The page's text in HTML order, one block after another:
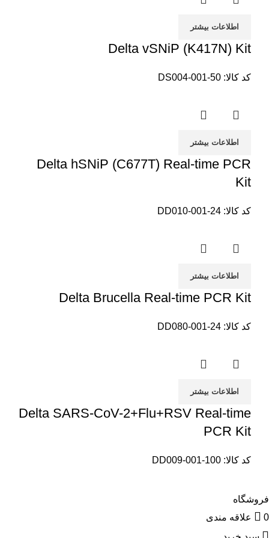
اطلاعات بیشتر
Delta vSNiP (K417N) Kit
کد کالا: DS004-001-50
اطلاعات بیشتر
Delta hSNiP (C677T) Real-time PCR
Kit
کد کالا: DD010-001-24
اطلاعات بیشتر
Delta Brucella Real-time PCR Kit
کد کالا: DD080-001-24
اطلاعات بیشتر
Delta SARS-CoV-2+Flu+RSV Real-time
PCR Kit
کد کالا: DD009-001-100
فروشگاه
0
علاقه مندی